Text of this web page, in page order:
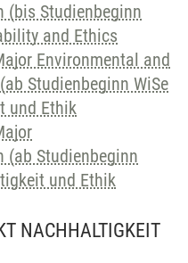
(bis Studienbeginn
and Ethics
Environmental and
Studienbeginn WiSe
und Ethik
(ab Studienbeginn
und Ethik
NACHHALTIGKEIT